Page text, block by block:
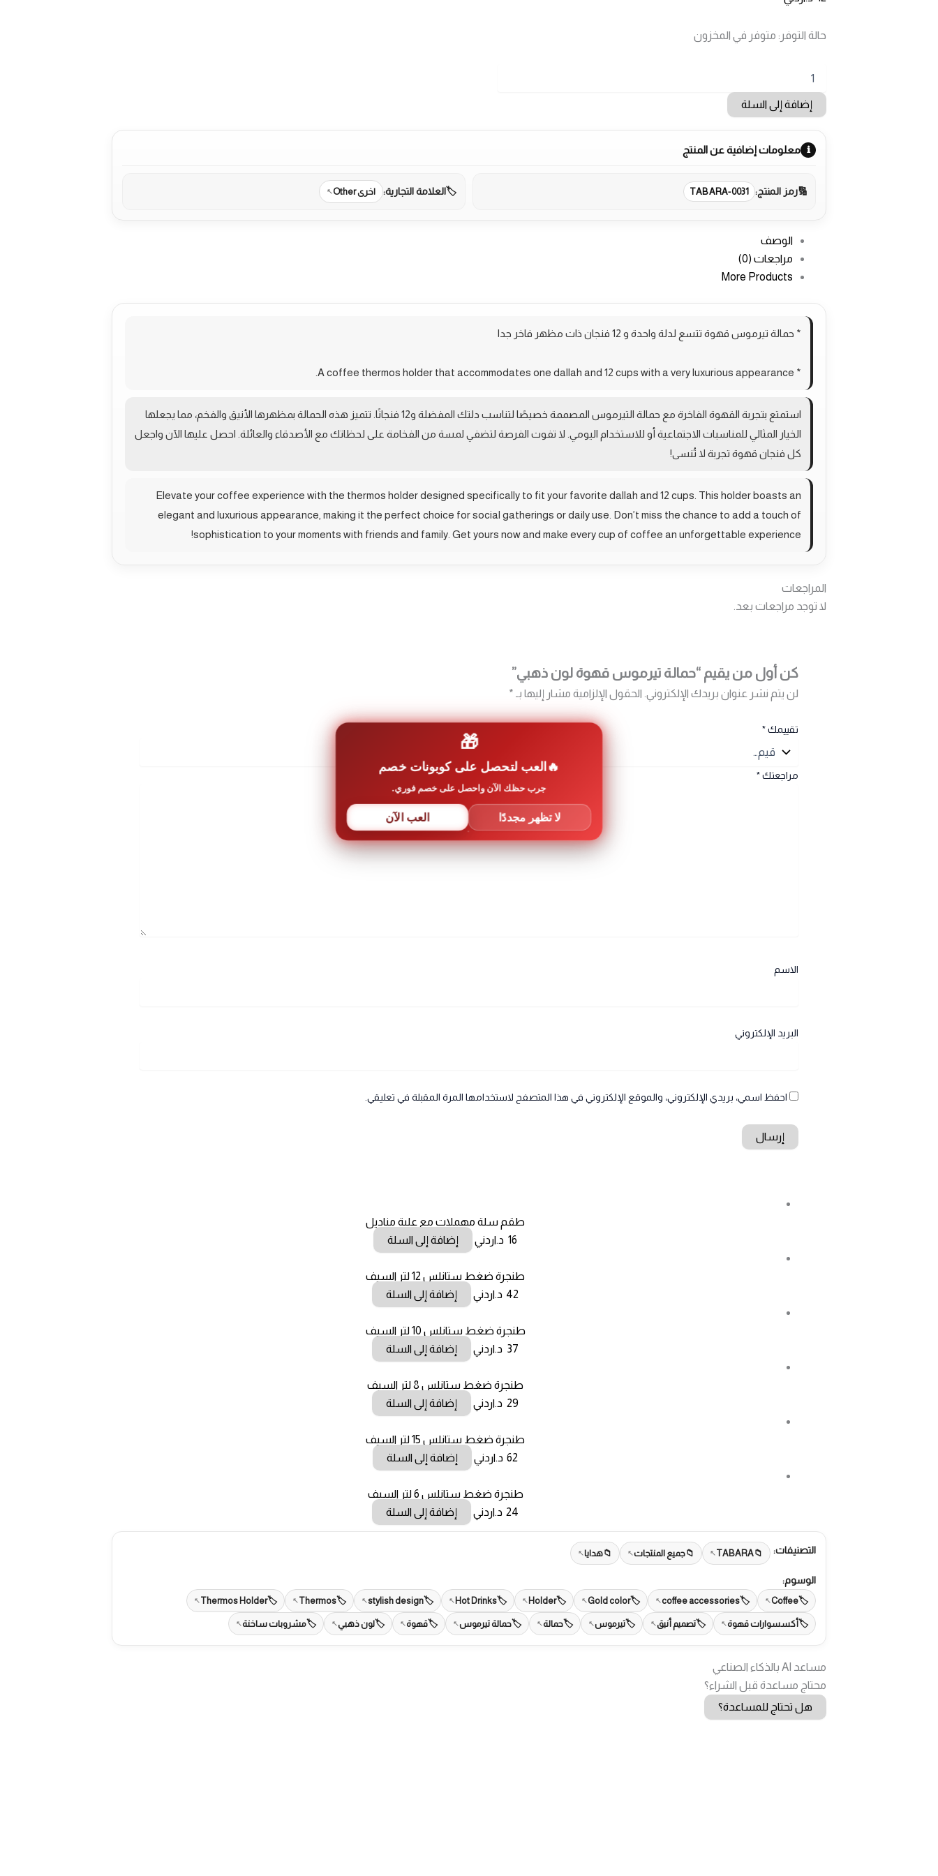
حالة التوفر: متوفر في المخزون
حمالة
تيرموس
قهوة
ذهبي
إضافة إلى السلة
معلومات إضافية عن المنتج
رمز المنتج: TABARA-0031 العلامة التجارية: اخرى Other
الوصف
مراجعات (0)
More Products
* حمالة تيرموس قهوة تتسع لدلة واحدة و 12 فنجان ذات مظهر فاخر جدا
* A coffee thermos holder that accommodates one dallah and 12 cups with a very luxurious appearance.
استمتع بتجربة القهوة الفاخرة مع حمالة التيرموس المصممة خصيصًا لتناسب دلتك المفضلة و12 فنجانًا. تتميز هذه الحمالة بمظهرها الأنيق والفخم، مما يجعلها
الخيار المثالي للمناسبات الاجتماعية أو للاستخدام اليومي. لا تفوت الفرصة لتضفي لمسة من الفخامة على لحظاتك مع الأصدقاء والعائلة. احصل عليها الآن واجعل
كل فنجان قهوة تجربة لا تُنسى!
Elevate your coffee experience with the thermos holder designed specifically to fit your favorite dallah and 12 cups. This holder boasts an
elegant and luxurious appearance, making it the perfect choice for social gatherings or daily use. Don’t miss the chance to add a touch of
sophistication to your moments with friends and family. Get yours now and make every cup of coffee an unforgettable experience!
المراجعات
لا توجد مراجعات بعد.
كن أول من يقيم “حمالة تيرموس قهوة لون ذهبي”
لن يتم نشر عنوان بريدك الإلكتروني. الحقول الإلزامية مشار إليها بـ *
تقييمك*
مراجعتك*
الاسم
البريد الإلكتروني
احفظ اسمي، بريدي الإلكتروني، والموقع الإلكتروني في هذا المتصفح لاستخدامها المرة المقبلة في تعليقي.
طقم سلة مهملات مع علبة مناديل
16 د.اردني إضافة إلى السلة
طنجرة ضغط ستانلس 12 لتر السيف
42 د.اردني إضافة إلى السلة
طنجرة ضغط ستانلس 10 لتر السيف
37 د.اردني إضافة إلى السلة
طنجرة ضغط ستانلس 8 لتر السيف
29 د.اردني إضافة إلى السلة
طنجرة ضغط ستانلس 15 لتر السيف
62 د.اردني إضافة إلى السلة
طنجرة ضغط ستانلس 6 لتر السيف
24 د.اردني إضافة إلى السلة
التصنيفات: TABARA جميع المنتجات هدايا
الوسوم:
Coffee
coffee accessories
Gold color
Holder
Hot Drinks
stylish design
Thermos
Thermos Holder
أكسسوارات قهوة تصميم أنيق تيرموس حمالة حمالة تيرموس قهوة لون ذهبي مشروبات ساخنة
مساعد AI بالذكاء الصناعي
محتاج مساعدة قبل الشراء؟
هل تحتاج للمساعدة؟
🎁
العب لتحصل على كوبونات خصم
جرب حظك الآن واحصل على خصم فوري.
لا تظهر مجددًا العب الآن